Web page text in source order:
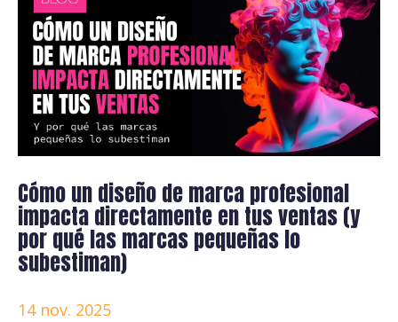
Cómo un diseño de marca profesional
impacta directamente en tus ventas (y
por qué las marcas pequeñas lo
subestiman)
14 nov. 2025